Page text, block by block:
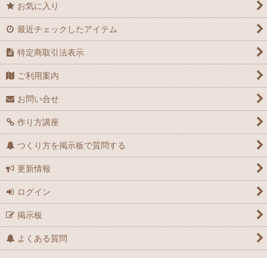
お気に入り
最近チェックしたアイテム
特定商取引法表示
ご利用案内
お問い合せ
作り方講座
つくり方を掲示板で質問する
更新情報
ログイン
掲示板
よくある質問